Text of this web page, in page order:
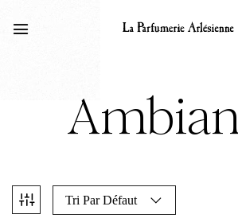
Tri Par Défaut